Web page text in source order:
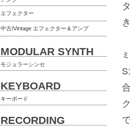
エフェクター
中古/Vintage エフェクター＆アンプ
MODULAR SYNTH
モジュラーシンセ
KEYBOARD
キーボード
RECORDING